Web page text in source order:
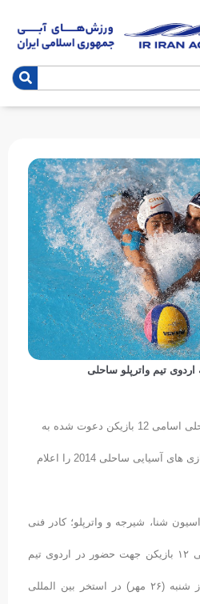
تیم واترپلو ساحلی
کادرفنی تیم ملی واترپلوی ساحلی اسامی 12 بازیکن دعوت شده به
اردو تیم ملی جهت حضور در بازی های آسیایی ساحلی 2014 را اعلام
شنا، شیرجه و واترپلو؛ کادر فنی
تیم ملی واترپلو ساحلی اسامی ۱۲ بازیکن جهت حضور در اردوی تیم
ملی را اعلام کرد. این اردو از شنبه (۲۶ مهر) در استخر بین المللی